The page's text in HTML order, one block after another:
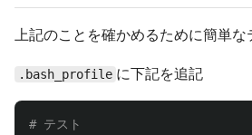
上記のことを確かめるために簡単な
.bash_profile に下記を追記
# テスト